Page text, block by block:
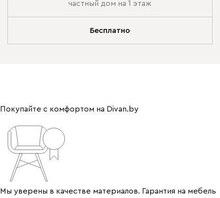
частный дом на 1 этаж
Бесплатно
Покупайте с комфортом на Divan.by
Мы уверены в качестве материалов. Гарантия на мебель